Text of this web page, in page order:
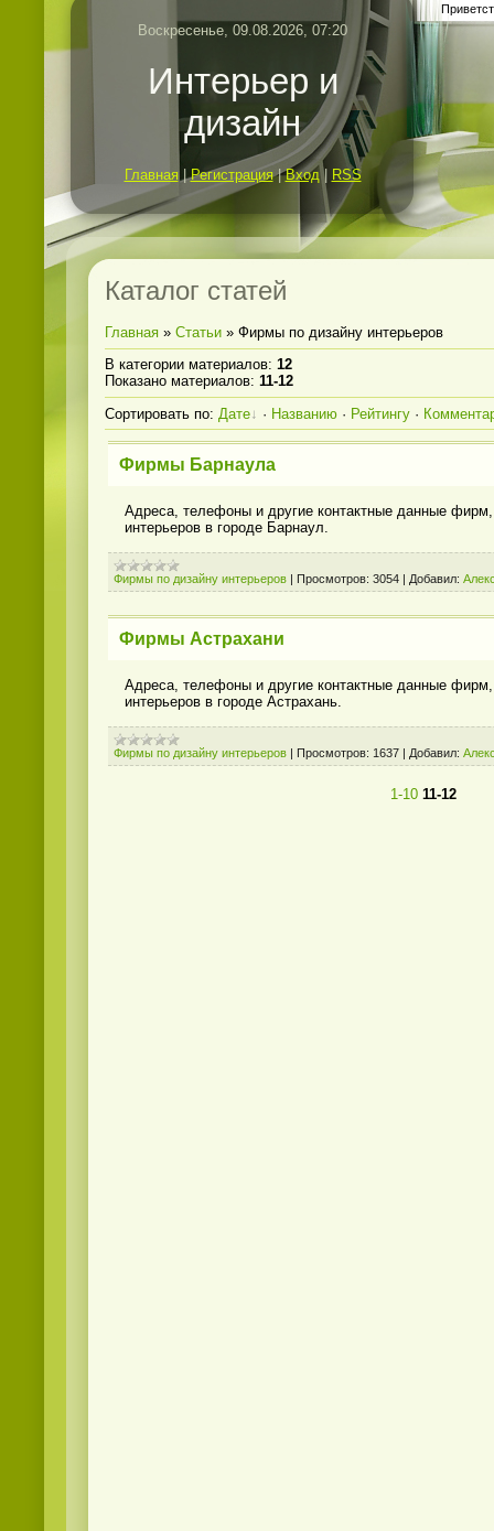
Воскресенье, 09.08.2026, 07:20
Интерьер и
дизайн
Главная |Регистрация|Вход| RSS
Каталог статей
Главная » Статьи » Фирмы по дизайну интерьеров
В категории материалов: 12
Показано материалов: 11-12
Сортировать по: Дате · Названию · Рейтингу ·
Фирмы Барнаула
Адреса, телефоны и другие контактные данные
интерьеров в городе Барнаул.
Фирмы по дизайну интерьеров | Просмотров: 3054 | Добавил:
Фирмы Астрахани
Адреса, телефоны и другие контактные данные
интерьеров в городе Астрахань.
Фирмы по дизайну интерьеров | Просмотров: 1637 | Добавил:
1-10 11-12